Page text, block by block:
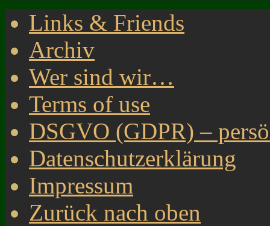
Links & Friends
Archiv
Wer sind wir…
Terms of use
DSGVO (GDPR) –
Datenschutzerklärung
Impressum
Zurück nach oben